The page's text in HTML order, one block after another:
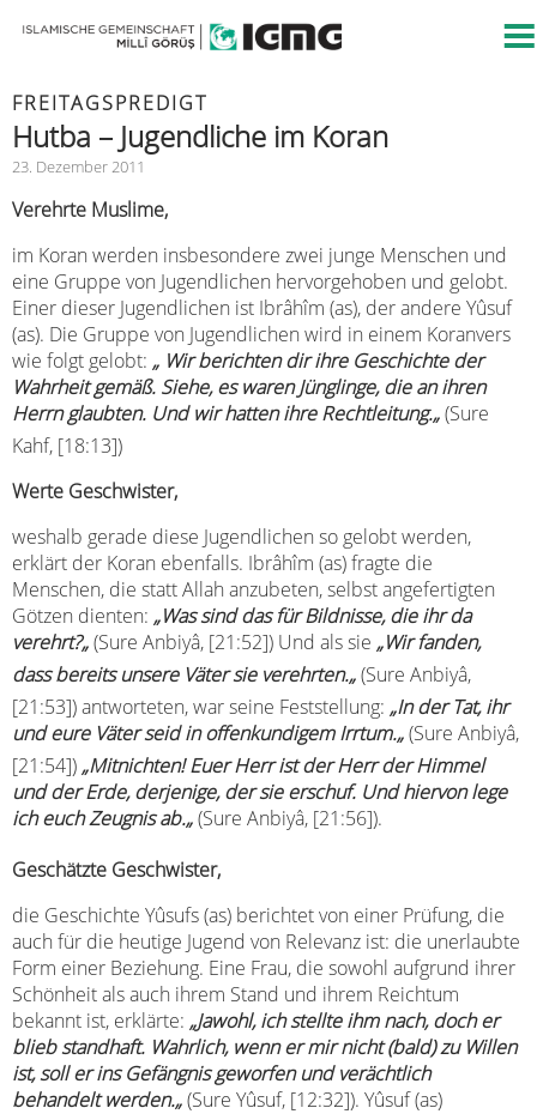
FREITAGSPREDIGT
Hutba – Jugendliche im Koran
23. Dezember 2011
Verehrte Muslime,
im Koran werden insbesondere zwei junge Menschen und
eine Gruppe von Jugendlichen hervorgehoben und gelobt.
Einer dieser Jugendlichen ist Ibrâhîm (as), der andere Yûsuf
(as). Die Gruppe von Jugendlichen wird in einem Koranvers
wie folgt gelobt: „ Wir berichten dir ihre Geschichte der
Wahrheit gemäß. Siehe, es waren Jünglinge, die an ihren
Herrn glaubten. Und wir hatten ihre Rechtleitung.„(Sure
Kahf, [18:13])
Werte Geschwister,
weshalb gerade diese Jugendlichen so gelobt werden,
erklärt der Koran ebenfalls. Ibrâhîm (as) fragte die
Menschen, die statt Allah anzubeten, selbst angefertigten
Götzen dienten: „Was sind das für Bildnisse, die ihr da
verehrt?„(Sure Anbiyâ, [21:52]) Und als sie „Wir fanden,
dass bereits unsere Väter sie verehrten.„(Sure Anbiyâ,
[21:53]) antworteten, war seine Feststellung: „In der Tat, ihr
und eure Väter seid in offenkundigem Irrtum.„(Sure Anbiyâ,
[21:54]) „Mitnichten! Euer Herr ist der Herr der Himmel
und der Erde, derjenige, der sie erschuf. Und hiervon lege
ich euch Zeugnis ab.„(Sure Anbiyâ, [21:56]).
Geschätzte Geschwister,
die Geschichte Yûsufs (as) berichtet von einer Prüfung, die
auch für die heutige Jugend von Relevanz ist: die unerlaubte
Form einer Beziehung. Eine Frau, die sowohl aufgrund ihrer
Schönheit als auch ihrem Stand und ihrem Reichtum
bekannt ist, erklärte: „Jawohl, ich stellte ihm nach, doch er
blieb standhaft. Wahrlich, wenn er mir nicht (bald) zu Willen
ist, soll er ins Gefängnis geworfen und verächtlich
behandelt werden.„(Sure Yûsuf, [12:32]). Yûsuf (as)